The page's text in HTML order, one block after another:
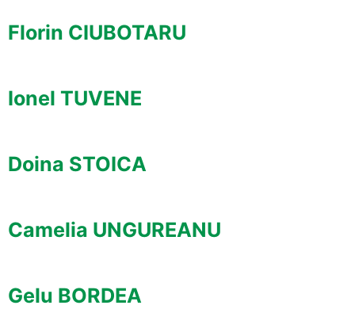
Florin CIUBOTARU
Ionel TUVENE
Doina STOICA
Camelia UNGUREANU
Gelu BORDEA